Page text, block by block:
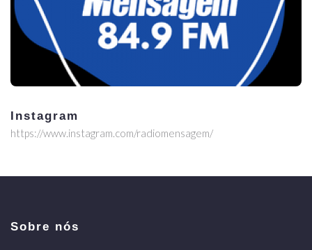
Instagram
https://www.instagram.com/radiomensagem/
Sobre nós